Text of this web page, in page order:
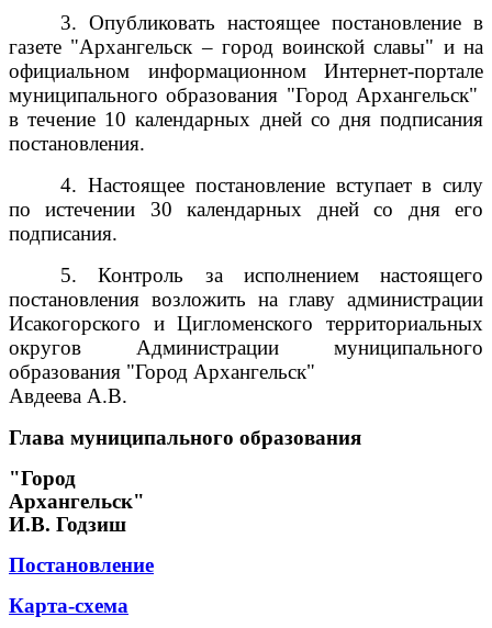
3. Опубликовать настоящее постановление в
газете "Архангельск – город воинской славы" и на
официальном информационном Интернет-портале
муниципального образования "Город Архангельск"
в течение 10 календарных дней со дня подписания
постановления.
4. Настоящее постановление вступает в силу
по истечении 30 календарных дней со дня его
подписания.
5. Контроль за исполнением настоящего
постановления возложить на главу администрации
Исакогорского и Цигломенского территориальных
округов Администрации муниципального
образования "Город Архангельск"
Авдеева А.В.
Глава муниципального образования
"Город
Архангельск"
И.В. Годзиш
Постановление
Карта-схема